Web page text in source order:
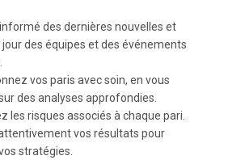
des dernières nouvelles et
des équipes et des événements
vos paris avec soin, en vous
des analyses approfondies.
les risques associés à chaque pari.
vos résultats pour
stratégies.